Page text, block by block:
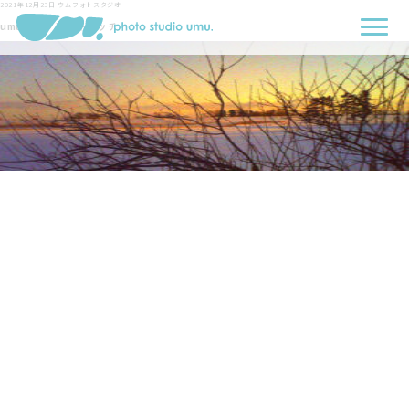
2021年12月23日 ウムフォトスタジオ
umuブログアイキャッチ